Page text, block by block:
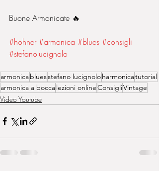
Buone Armonicate 🔥
#hohner #armonica #blues #consigli
#stefanolucignolo
armonicabluesstefano lucignoloharmonicatutorial
armonica a boccalezioni onlineConsigliVintage
Video Youtube